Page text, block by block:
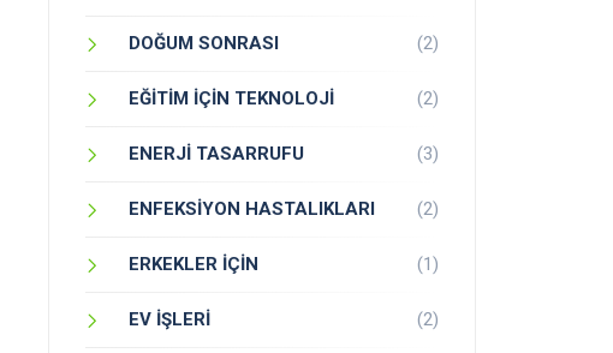
DOĞUM SONRASI (2)
EĞİTİM İÇİN TEKNOLOJİ (2)
ENERJİ TASARRUFU (3)
ENFEKSİYON HASTALIKLARI (2)
ERKEKLER İÇİN (1)
EV İŞLERİ (2)